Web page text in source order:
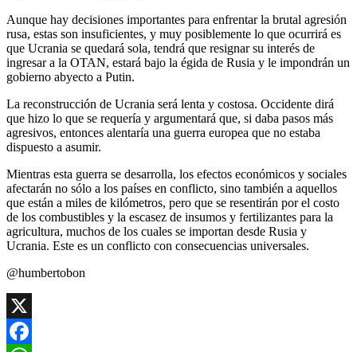
Aunque hay decisiones importantes para enfrentar la brutal agresión
rusa, estas son insuficientes, y muy posiblemente lo que ocurrirá es
que Ucrania se quedará sola, tendrá que resignar su interés de
ingresar a la OTAN, estará bajo la égida de Rusia y le impondrán un
gobierno abyecto a Putin.
La reconstrucción de Ucrania será lenta y costosa. Occidente dirá
que hizo lo que se requería y argumentará que, si daba pasos más
agresivos, entonces alentaría una guerra europea que no estaba
dispuesto a asumir.
Mientras esta guerra se desarrolla, los efectos económicos y sociales
afectarán no sólo a los países en conflicto, sino también a aquellos
que están a miles de kilómetros, pero que se resentirán por el costo
de los combustibles y la escasez de insumos y fertilizantes para la
agricultura, muchos de los cuales se importan desde Rusia y
Ucrania. Este es un conflicto con consecuencias universales.
@humbertobon
X